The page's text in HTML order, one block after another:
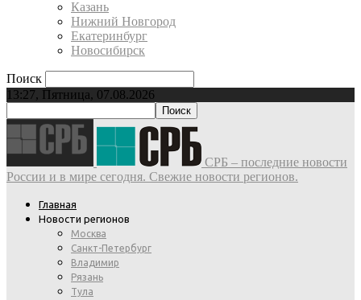
Казань
Нижний Новгород
Екатеринбург
Новосибирск
Поиск
13:27, Пятница, 07.08.2026
СРБ – последние новости
России и в мире сегодня. Свежие новости регионов.
Главная
Новости регионов
Москва
Санкт-Петербург
Владимир
Рязань
Тула